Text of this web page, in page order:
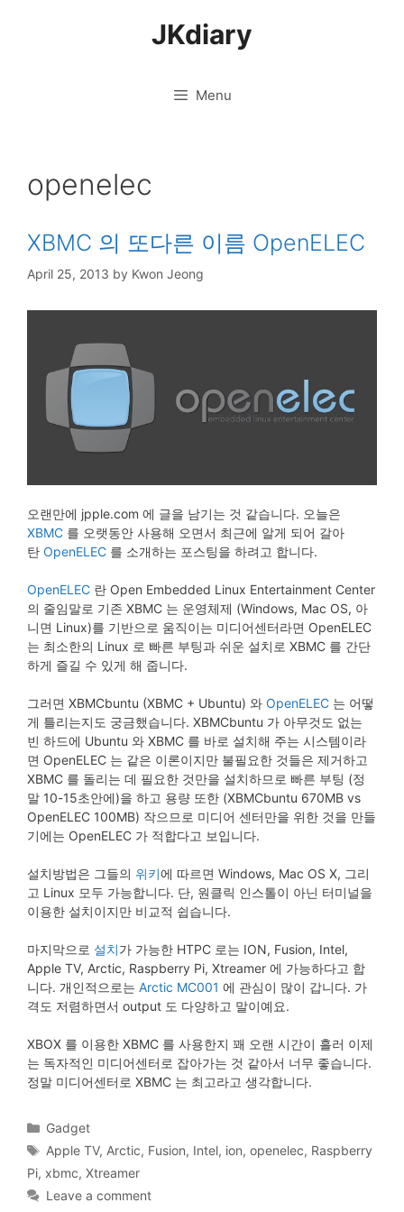
JKdiary
Menu
openelec
XBMC 의 또다른 이름 OpenELEC
April 25, 2013 by Kwon Jeong
오랜만에 jpple.com 에 글을 남기는 것 같습니다. 오늘은
XBMC 를 오랫동안 사용해 오면서 최근에 알게 되어 갈아
탄 OpenELEC 를 소개하는 포스팅을 하려고 합니다.
OpenELEC 란 Open Embedded Linux Entertainment Center
의 줄임말로 기존 XBMC 는 운영체제 (Windows, Mac OS, 아
니면 Linux)를 기반으로 움직이는 미디어센터라면 OpenELEC
는 최소한의 Linux 로 빠른 부팅과 쉬운 설치로 XBMC 를 간단
하게 즐길 수 있게 해 줍니다.
그러면 XBMCbuntu (XBMC + Ubuntu) 와 OpenELEC 는 어떻
게 틀리는지도 궁금했습니다. XBMCbuntu 가 아무것도 없는
빈 하드에 Ubuntu 와 XBMC 를 바로 설치해 주는 시스템이라
면 OpenELEC 는 같은 이론이지만 불필요한 것들은 제거하고
XBMC 를 돌리는 데 필요한 것만을 설치하므로 빠른 부팅 (정
말 10-15초안에)을 하고 용량 또한 (XBMCbuntu 670MB vs
OpenELEC 100MB) 작으므로 미디어 센터만을 위한 것을 만들
기에는 OpenELEC 가 적합다고 보입니다.
설치방법은 그들의 위키에 따르면 Windows, Mac OS X, 그리
고 Linux 모두 가능합니다. 단, 원클릭 인스톨이 아닌 터미널을
이용한 설치이지만 비교적 쉽습니다.
마지막으로 설치가 가능한 HTPC 로는 ION, Fusion, Intel,
Apple TV, Arctic, Raspberry Pi, Xtreamer 에 가능하다고 합
니다. 개인적으로는 Arctic MC001 에 관심이 많이 갑니다. 가
격도 저렴하면서 output 도 다양하고 말이예요.
XBOX 를 이용한 XBMC 를 사용한지 꽤 오랜 시간이 흘러 이제
는 독자적인 미디어센터로 잡아가는 것 같아서 너무 좋습니다.
정말 미디어센터로 XBMC 는 최고라고 생각합니다.
Categories
Gadget
Tags
Apple TV, Arctic, Fusion, Intel, ion,openelec, Raspberry
Pi, xbmc, Xtreamer
Leave a comment